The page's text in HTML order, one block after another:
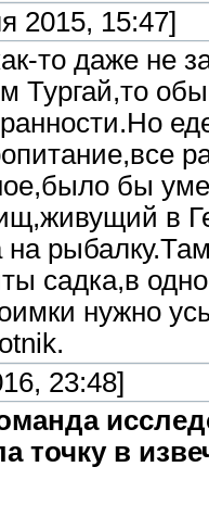
2015, 15:47]
то даже не
Тургай,то
бы
в
на
садка,в
нужно
23:48]
точку в